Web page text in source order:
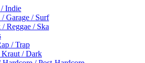
Indie
/ Garage / Surf
Reggae / Ska
/ Trap
Kraut / Dark